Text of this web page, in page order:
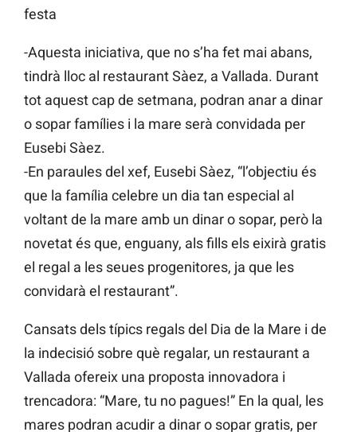
festa
-Aquesta iniciativa, que no s’ha fet mai abans,
tindrà lloc al restaurant Sàez, a Vallada. Durant
tot aquest cap de setmana, podran anar a dinar
o sopar famílies i la mare serà convidada per
Eusebi Sàez.
-En paraules del xef, Eusebi Sàez, “l’objectiu és
que la família celebre un dia tan especial al
voltant de la mare amb un dinar o sopar, però la
novetat és que, enguany, als fills els eixirà gratis
el regal a les seues progenitores, ja que les
convidarà el restaurant”.
Cansats dels típics regals del Dia de la Mare i de
la indecisió sobre què regalar, un restaurant a
Vallada ofereix una proposta innovadora i
trencadora: “Mare, tu no pagues!” En la qual, les
mares podran acudir a dinar o sopar gratis, per